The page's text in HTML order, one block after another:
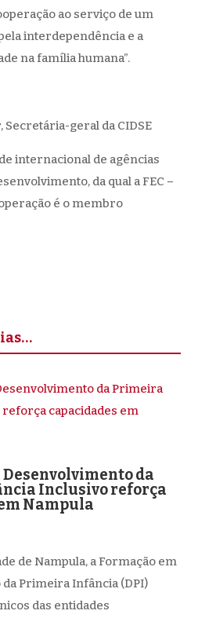
ao serviço de um
interdependência e a
na família humana”.
Secretária-geral da CIDSE
internacional de agências
da qual a FEC –
é o membro
Desenvolvimento da
Inclusivo reforça
Nampula
de Nampula, a Formação em
Primeira Infância (DPI)
das entidades